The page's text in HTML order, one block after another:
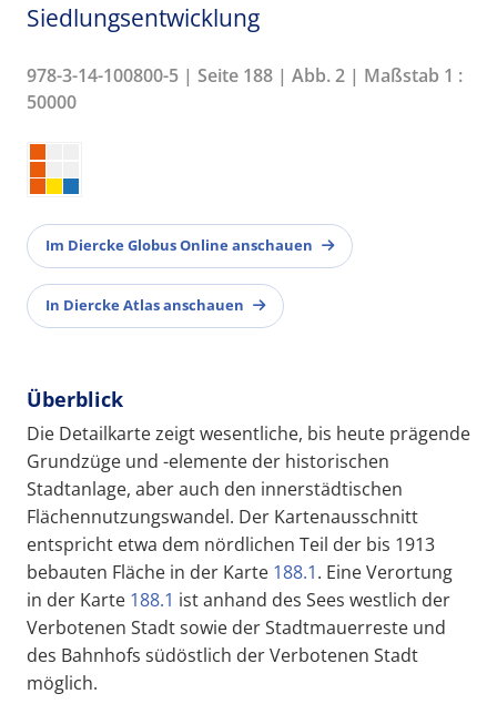
Siedlungsentwicklung
978-3-14-100800-5 | Seite 188 | Abb. 2 | Maßstab 1 :
50000
Im Diercke Globus Online anschauen
In Diercke Atlas anschauen
Überblick
Die Detailkarte zeigt wesentliche, bis heute prägende
Grundzüge und -elemente der historischen
Stadtanlage, aber auch den innerstädtischen
Flächennutzungswandel. Der Kartenausschnitt
entspricht etwa dem nördlichen Teil der bis 1913
bebauten Fläche in der Karte 188.1. Eine Verortung
in der Karte 188.1 ist anhand des Sees westlich der
Verbotenen Stadt sowie der Stadtmauerreste und
des Bahnhofs südöstlich der Verbotenen Stadt
möglich.